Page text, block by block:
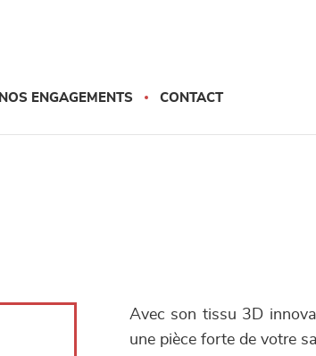
NOS ENGAGEMENTS CONTACT
Avec son tissu 3D
une pièce forte de votre